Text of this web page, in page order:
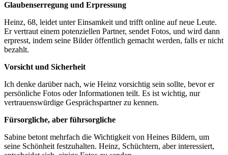
Glaubenserregung und Erpressung
Heinz, 68, leidet unter Einsamkeit und trifft online auf neue Leute.
Er vertraut einem potenziellen Partner, sendet Fotos, und wird dann
erpresst, indem seine Bilder öffentlich gemacht werden, falls er nicht
bezahlt.
Vorsicht und Sicherheit
Ich denke darüber nach, wie Heinz vorsichtig sein sollte, bevor er
persönliche Fotos oder Informationen teilt. Es ist wichtig, nur
vertrauenswürdige Gesprächspartner zu kennen.
Fürsorgliche, aber führsorgliche
Sabine betont mehrfach die Wichtigkeit von Heines Bildern, um
seine Schönheit festzuhalten. Heinz, Schüchtern, aber interessiert,